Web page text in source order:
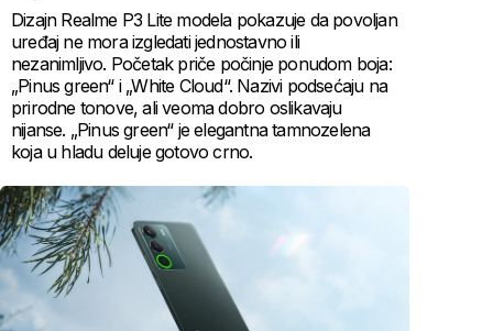
Dizajn Realme P3 Lite modela pokazuje da povoljan
uređaj ne mora izgledati jednostavno ili
nezanimljivo. Početak priče počinje ponudom boja:
„Pinus green“ i „White Cloud“. Nazivi podsećaju na
prirodne tonove, ali veoma dobro oslikavaju
nijanse. „Pinus green“ je elegantna tamnozelena
koja u hladu deluje gotovo crno.